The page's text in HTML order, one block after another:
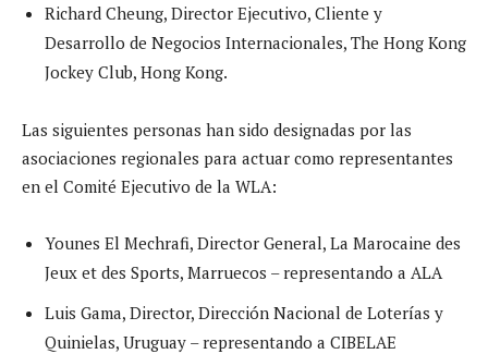
Richard Cheung, Director Ejecutivo, Cliente y
Desarrollo de Negocios Internacionales, The Hong Kong
Jockey Club, Hong Kong.
Las siguientes personas han sido designadas por las
asociaciones regionales para actuar como representantes
en el Comité Ejecutivo de la WLA:
Younes El Mechrafi, Director General, La Marocaine des
Jeux et des Sports, Marruecos – representando a ALA
Luis Gama, Director, Dirección Nacional de Loterías y
Quinielas, Uruguay – representando a CIBELAE